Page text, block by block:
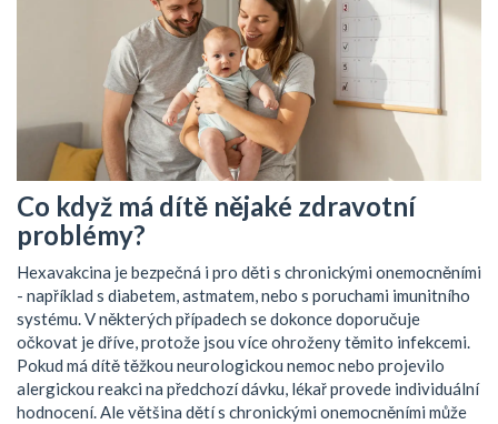
Co když má dítě nějaké zdravotní
problémy?
Hexavakcina je bezpečná i pro děti s chronickými onemocněními
- například s diabetem, astmatem, nebo s poruchami imunitního
systému. V některých případech se dokonce doporučuje
očkovat je dříve, protože jsou více ohroženy těmito infekcemi.
Pokud má dítě těžkou neurologickou nemoc nebo projevilo
alergickou reakci na předchozí dávku, lékař provede individuální
hodnocení. Ale většina dětí s chronickými onemocněními může